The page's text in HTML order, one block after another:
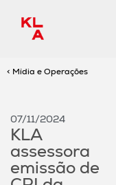
< Mídia e Operações
07/11/2024
KLA
assessora
emissão de